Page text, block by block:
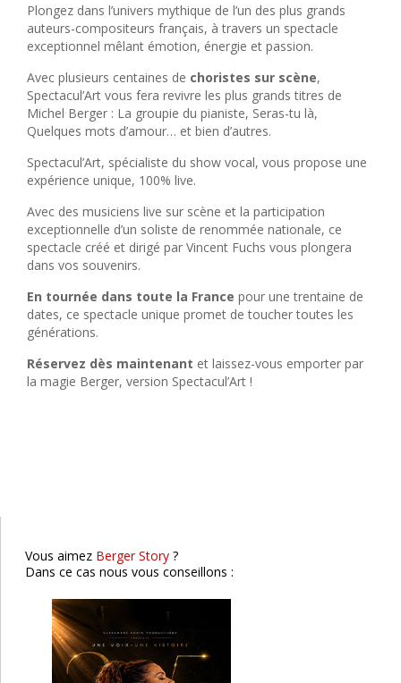
Plongez dans l’univers mythique de l’un des plus grands
auteurs-compositeurs français, à travers un spectacle
exceptionnel mêlant émotion, énergie et passion.
Avec plusieurs centaines de choristes sur scène,
Spectacul’Art vous fera revivre les plus grands titres de
Michel Berger : La groupie du pianiste, Seras-tu là,
Quelques mots d’amour… et bien d’autres.
Spectacul’Art, spécialiste du show vocal, vous propose une
expérience unique, 100% live.
Avec des musiciens live sur scène et la participation
exceptionnelle d’un soliste de renommée nationale, ce
spectacle créé et dirigé par Vincent Fuchs vous plongera
dans vos souvenirs.
En tournée dans toute la France pour une trentaine de
dates, ce spectacle unique promet de toucher toutes les
générations.
Réservez dès maintenant et laissez-vous emporter par
la magie Berger, version Spectacul’Art !
Vous aimez Berger Story ?
Dans ce cas nous vous conseillons :